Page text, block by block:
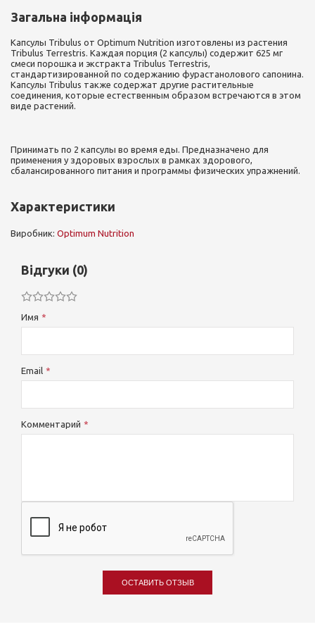
Загальна інформація
Капсулы Tribulus от Optimum Nutrition изготовлены из растения
Tribulus Terrestris. Каждая порция (2 капсулы) содержит 625 мг
смеси порошка и экстракта Tribulus Terrestris,
стандартизированной по содержанию фурастанолового сапонина.
Капсулы Tribulus также содержат другие растительные
соединения, которые естественным образом встречаются в этом
виде растений.
Принимать по 2 капсулы во время еды. Предназначено для
применения у здоровых взрослых в рамках здорового,
сбалансированного питания и программы физических упражнений.
Характеристики
Виробник: Optimum Nutrition
Відгуки (0)
Имя
Email
Комментарий
ОСТАВИТЬ ОТЗЫВ